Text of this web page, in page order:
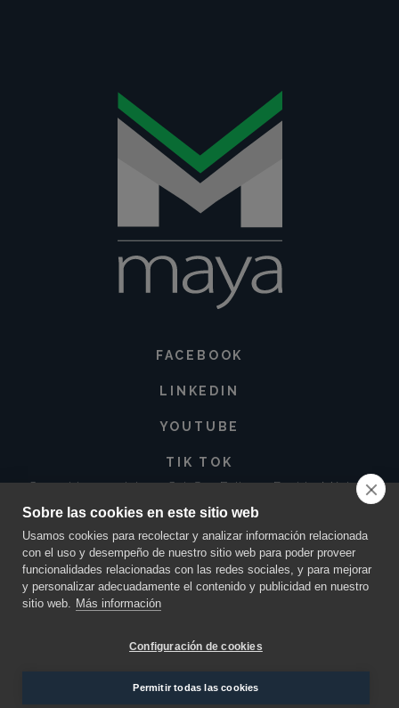
Sobre las cookies en este sitio web
Usamos cookies para recolectar y analizar información relacionada
con el uso y desempeño de nuestro sitio web para poder proveer
funcionalidades relacionadas con las redes sociales, y para mejorar
y personalizar adecuadamente el contenido y publicidad en nuestro
sitio web. Más información
Configuración de cookies
Permitir todas las cookies
FACEBOOK
LINKEDIN
YOUTUBE
TIK TOK
Corregidora 213 Int. 3-3 Col. San Baltazar, Puebla. México •
72550
contacto@innovacionmaya.mx •249 163 2710
TODOS LOS DERECHOS RESERVADOS. DISEÑO